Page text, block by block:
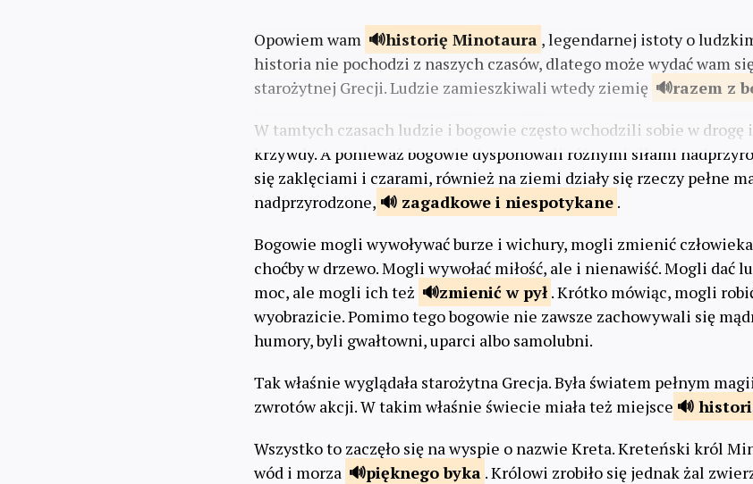
Opowiem wam historię Minotaura , legendarnej istoty o
historia nie pochodzi z naszych czasów, dlatego może wydać wam
starożytnej Grecji. Ludzie zamieszkiwali wtedy ziemię
razem z
W tamtych czasach ludzie i bogowie często wchodzili sobie w drogę
krzywdy. A ponieważ bogowie dysponowali różnymi siłami
się zaklęciami i czarami, również na ziemi działy się rzeczy pełne
nadprzyrodzone,
zagadkowe i niespotykane .
Bogowie mogli wywoływać burze i wichury, mogli zmienić
choćby w drzewo. Mogli wywołać miłość, ale i nienawiść. Mogli dać
moc, ale mogli ich też
zmienićw pył . Krótko mówiąc, mogli
wyobrazicie. Pomimo tego bogowie nie zawsze zachowywali się
humory, byli gwałtowni, uparci albo samolubni.
Tak właśnie wyglądała starożytna Grecja. Była światem pełnym
zwrotów akcji. W takim właśnie świecie miała też miejsce
Wszystko to zaczęło się na wyspie o nazwie Kreta. Kreteński król
wód i morza
pięknegobyka . Królowi zrobiło się jednak żal